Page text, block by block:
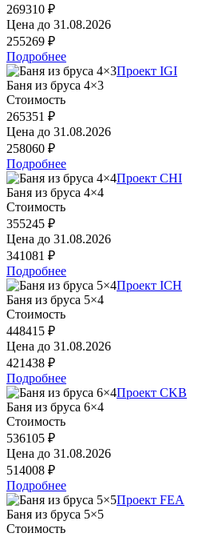
269310 ₽
Цена до 31.08.2026
255269 ₽
Подробнее
Проект IGI
Баня из бруса 4×3
Стоимость
265351 ₽
Цена до 31.08.2026
258060 ₽
Подробнее
Проект CHI
Баня из бруса 4×4
Стоимость
355245 ₽
Цена до 31.08.2026
341081 ₽
Подробнее
Проект ICH
Баня из бруса 5×4
Стоимость
448415 ₽
Цена до 31.08.2026
421438 ₽
Подробнее
Проект CKB
Баня из бруса 6×4
Стоимость
536105 ₽
Цена до 31.08.2026
514008 ₽
Подробнее
Проект FEA
Баня из бруса 5×5
Стоимость